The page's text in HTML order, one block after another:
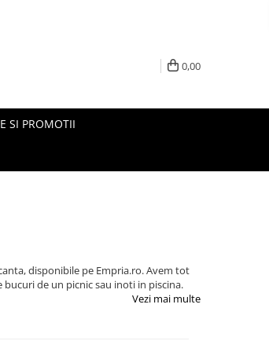
0,00
SI PROMOTII
disponibile pe Empria.ro. Avem tot
de un picnic sau inoti in piscina.
Vezi mai multe